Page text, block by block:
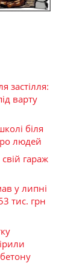
застілля:
варту
біля
людей
гараж
у липні
тис. грн